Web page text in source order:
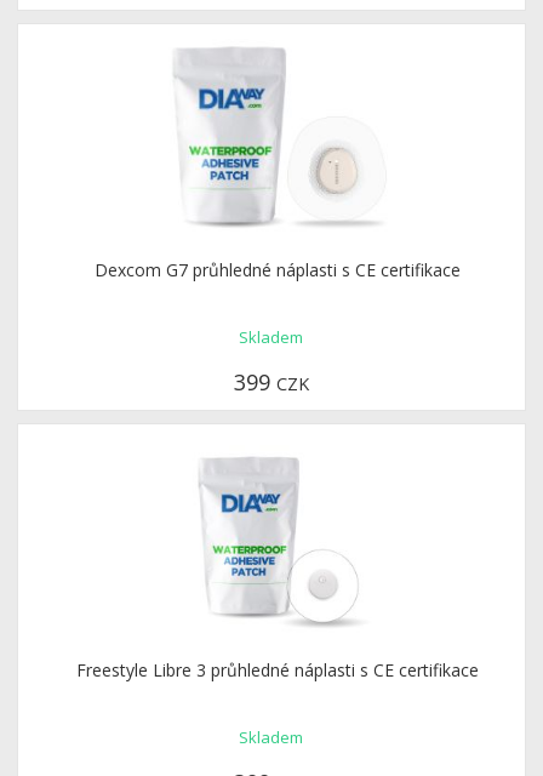
Dexcom G7 průhledné náplasti s CE certifikace
Skladem
399 CZK
Freestyle Libre 3 průhledné náplasti s CE certifikace
Skladem